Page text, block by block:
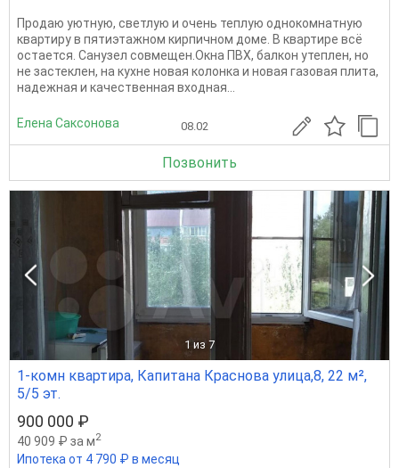
Продаю уютную, светлую и очень теплую однокомнатную
квартиру в пятиэтажном кирпичном доме. В квартире всё
остается. Санузел совмещен.Окна ПВХ, балкон утеплен, но
не застеклен, на кухне новая колонка и новая газовая плита,
надежная и качественная входная...
Елена Саксонова 08.02
Позвонить
1 из 7
1-комн квартира, Капитана Краснова улица,8, 22 м²,
5/5 эт.
900 000 ₽
40 909 ₽ за м2
Ипотека от 4 790 ₽ в месяц